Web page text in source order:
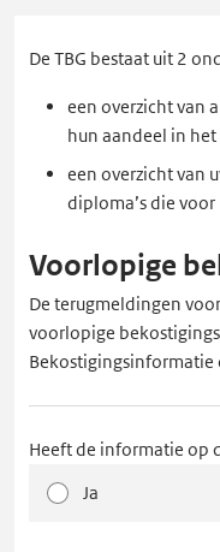
De TBG bestaat uit 2
een overzicht van
hun aandeel in
een overzicht van
diploma’s die
Voorlopige
De terugmeldingen
voorlopige
Bekostigingsinformatie
Heeft de informatie op
Ja